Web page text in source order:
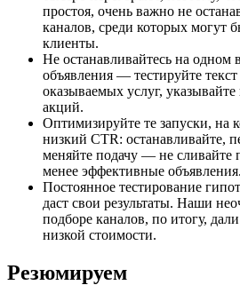
простоя, очень важно не
каналов, среди которых могут
клиенты.
Не останавливайтесь на одном
объявления — тестируйте
оказываемых услуг,
акций.
Оптимизируйте те запуски, на
низкий CTR: останавливайте,
меняйте подачу — не сливайте
менее эффективные объявления.
Постоянное тестирование
даст свои результаты. Наши
подборе каналов, по итогу,
низкой стоимости.
Резюмируем